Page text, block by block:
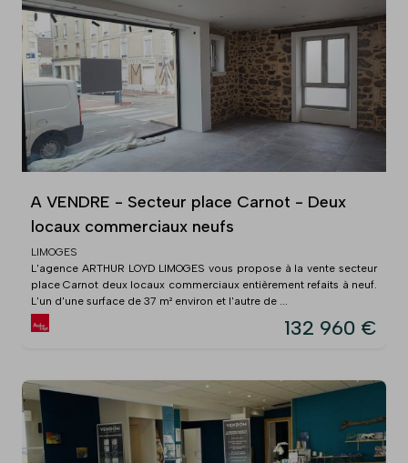
A VENDRE - Secteur place Carnot - Deux
locaux commerciaux neufs
LIMOGES
L'agence ARTHUR LOYD LIMOGES vous propose à la vente secteur
place Carnot deux locaux commerciaux entièrement refaits à neuf.
L'un d'une surface de 37 m² environ et l'autre de ...
132 960 €